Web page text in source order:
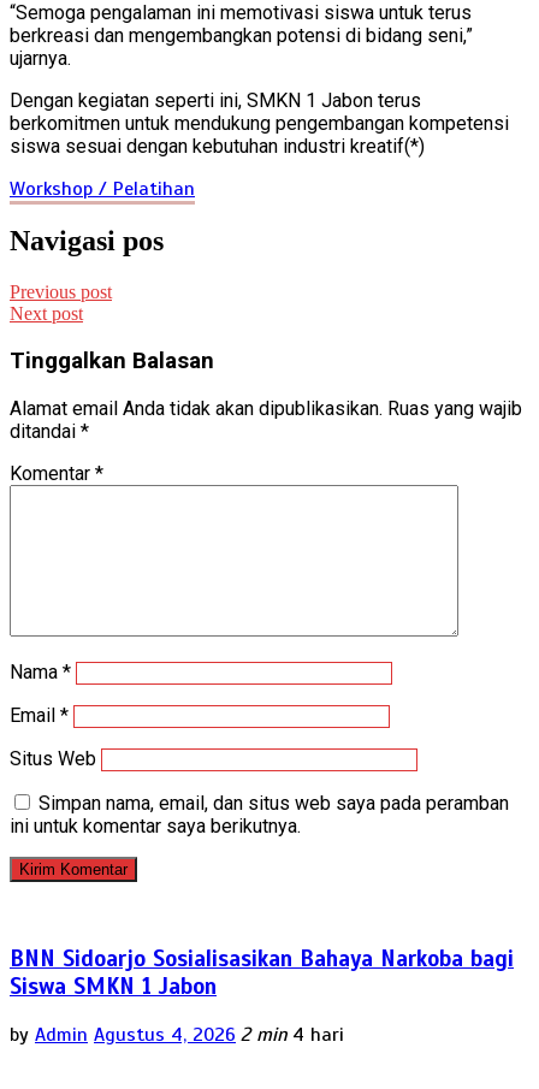
“Semoga pengalaman ini memotivasi siswa untuk terus
berkreasi dan mengembangkan potensi di bidang seni,”
ujarnya.
Dengan kegiatan seperti ini, SMKN 1 Jabon terus
berkomitmen untuk mendukung pengembangan kompetensi
siswa sesuai dengan kebutuhan industri kreatif(*)
Workshop / Pelatihan
Navigasi pos
Previous post
Next post
Tinggalkan Balasan
Alamat email Anda tidak akan dipublikasikan. Ruas yang wajib
ditandai *
Komentar *
Nama *
Email *
Situs Web
Simpan nama, email, dan situs web saya pada peramban
ini untuk komentar saya berikutnya.
BNN Sidoarjo Sosialisasikan Bahaya Narkoba bagi
Siswa SMKN 1 Jabon
by Admin Agustus 4, 2026 2 min 4 hari